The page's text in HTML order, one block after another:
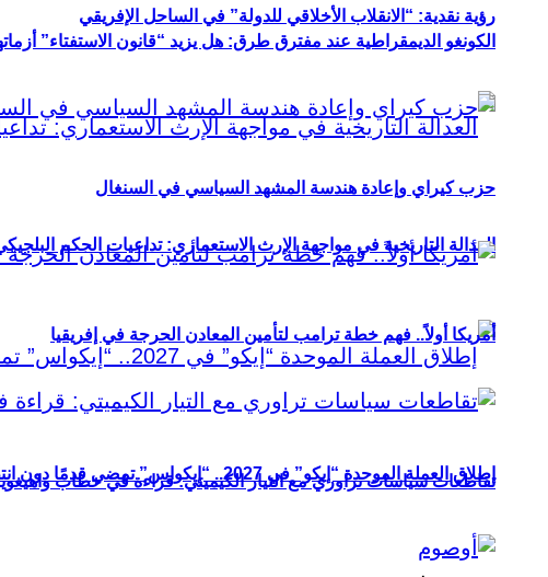
رؤية نقدية: “الانقلاب الأخلاقي للدولة” في الساحل الإفريقي
العدالة التاريخية في مواجهة الإرث الاستعماري: تداعيات الحكم
إطلاق العملة الموحدة “إيكو” في 2027.. “إيكواس” تمضي قدمًا دون انتظار
الكونغو الديمقراطية عند مفترق طرق: هل يزيد “قانون الاستفتاء”
حزب كيراي وإعادة هندسة المشهد السياسي في السنغال
أمريكا أولاً.. فهم خطة ترامب لتأمين المعادن الحرجة في إفريقيا
تقاطعات سياسات تراوري مع التيار الكيميتي: قراءة في خطاب